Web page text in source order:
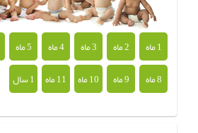
1 ماه 2 ماه 3 ماه 4 ماه 5 ماه
8 ماه
9 ماه 10 ماه 11 ماه 1 سال